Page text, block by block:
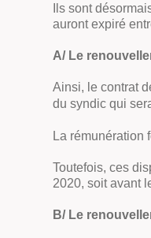
Ils sont
auront expiré
A/ Le
Ainsi, le contrat
du syndic qui
La rémunération
Toutefois, ces
2020, soit avant
B/ Le